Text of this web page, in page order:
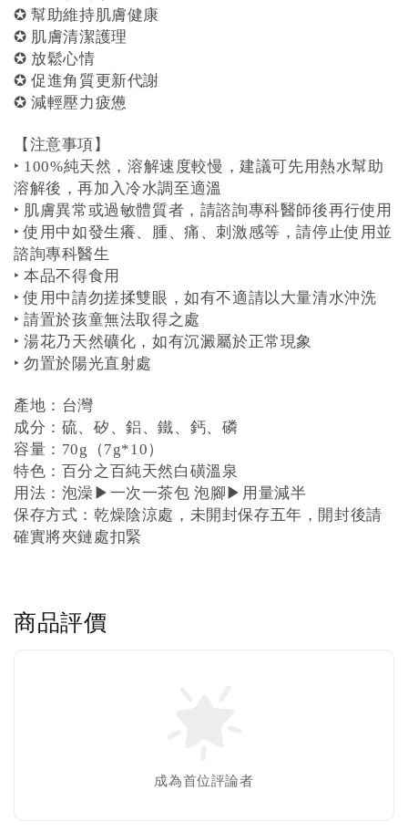
✪ 幫助維持肌膚健康
✪ 肌膚清潔護理
✪ 放鬆心情
✪ 促進角質更新代謝
✪ 減輕壓力疲憊
【注意事項】
‣ 100%純天然，溶解速度較慢，建議可先用熱水幫助
溶解後，再加入冷水調至適溫
‣ 肌膚異常或過敏體質者，請諮詢專科醫師後再行使用
‣ 使用中如發生癢、腫、痛、刺激感等，請停止使用並
諮詢專科醫生
‣ 本品不得食用
‣ 使用中請勿搓揉雙眼，如有不適請以大量清水沖洗
‣ 請置於孩童無法取得之處
‣ 湯花乃天然礦化，如有沉澱屬於正常現象
‣ 勿置於陽光直射處
產地：台灣
成分：硫、矽、鋁、鐵、鈣、磷
容量：70g（7g*10）
特色：百分之百純天然白磺溫泉
用法：泡澡▶︎一次一茶包 泡腳▶︎用量減半
保存方式：乾燥陰涼處，未開封保存五年，開封後請
確實將夾鏈處扣緊
商品評價
成為首位評論者